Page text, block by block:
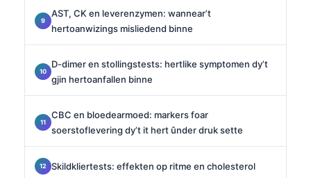
AST, CK en leverenzymen: wannear’t
hertoanwizings misliedend binne
D-dimer en stollingstests: hertlike symptomen dy’t
gjin hertoanfallen binne
CBC en bloedearmoed: markers foar
soerstoflevering dy’t it hert ûnder druk sette
Skildkliertests: effekten op ritme en cholesterol